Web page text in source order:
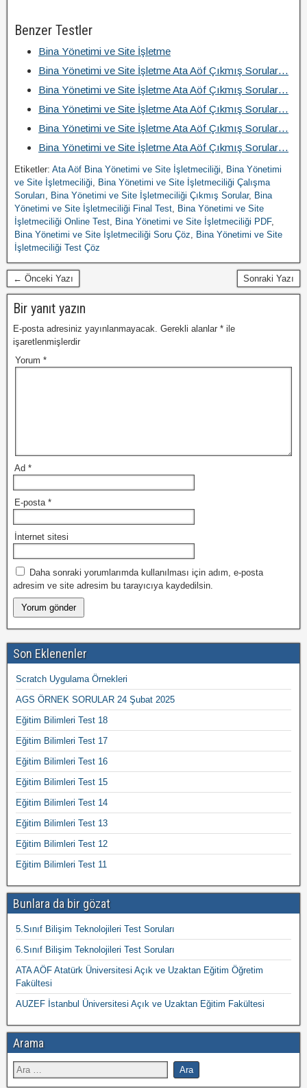
Benzer Testler
Bina Yönetimi ve Site İşletme
Bina Yönetimi ve Site İşletme Ata Aöf Çıkmış Sorular…
Bina Yönetimi ve Site İşletme Ata Aöf Çıkmış Sorular…
Bina Yönetimi ve Site İşletme Ata Aöf Çıkmış Sorular…
Bina Yönetimi ve Site İşletme Ata Aöf Çıkmış Sorular…
Bina Yönetimi ve Site İşletme Ata Aöf Çıkmış Sorular…
Etiketler: Ata Aöf Bina Yönetimi ve Site İşletmeciliği, Bina Yönetimi
ve Site İşletmeciliği, Bina Yönetimi ve Site İşletmeciliği Çalışma
Soruları, Bina Yönetimi ve Site İşletmeciliği Çıkmış Sorular, Bina
Yönetimi ve Site İşletmeciliği Final Test, Bina Yönetimi ve Site
İşletmeciliği Online Test, Bina Yönetimi ve Site İşletmeciliği PDF,
Bina Yönetimi ve Site İşletmeciliği Soru Çöz, Bina Yönetimi ve Site
İşletmeciliği Test Çöz
← Önceki Yazı Sonraki Yazı
Bir yanıt yazın
E-posta adresiniz yayınlanmayacak. Gerekli alanlar * ile
işaretlenmişlerdir
Yorum *
Ad *
E-posta *
İnternet sitesi
Daha sonraki yorumlarımda kullanılması için adım, e-posta
adresim ve site adresim bu tarayıcıya kaydedilsin.
Son Eklenenler
Scratch Uygulama Örnekleri
AGS ÖRNEK SORULAR 24 Şubat 2025
Eğitim Bilimleri Test 18
Eğitim Bilimleri Test 17
Eğitim Bilimleri Test 16
Eğitim Bilimleri Test 15
Eğitim Bilimleri Test 14
Eğitim Bilimleri Test 13
Eğitim Bilimleri Test 12
Eğitim Bilimleri Test 11
Bunlara da bir gözat
5.Sınıf Bilişim Teknolojileri Test Soruları
6.Sınıf Bilişim Teknolojileri Test Soruları
ATA AÖF Atatürk Üniversitesi Açık ve Uzaktan Eğitim Öğretim
Fakültesi
AUZEF İstanbul Üniversitesi Açık ve Uzaktan Eğitim Fakültesi
Arama